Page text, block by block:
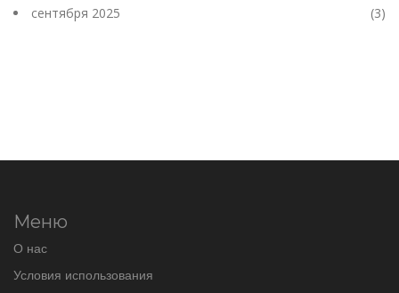
сентября 2025 (3)
Меню
О нас
Условия использования